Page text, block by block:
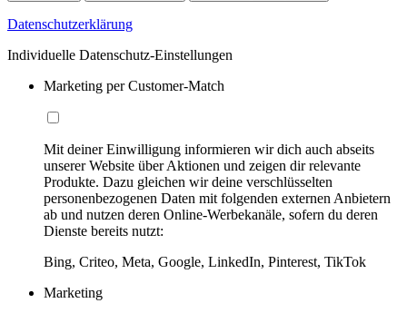
Datenschutzerklärung
Individuelle Datenschutz-Einstellungen
Marketing per Customer-Match
Mit deiner Einwilligung informieren wir dich auch abseits
unserer Website über Aktionen und zeigen dir relevante
Produkte. Dazu gleichen wir deine verschlüsselten
personenbezogenen Daten mit folgenden externen Anbietern
ab und nutzen deren Online-Werbekanäle, sofern du deren
Dienste bereits nutzt:
Bing, Criteo, Meta, Google, LinkedIn, Pinterest, TikTok
Marketing